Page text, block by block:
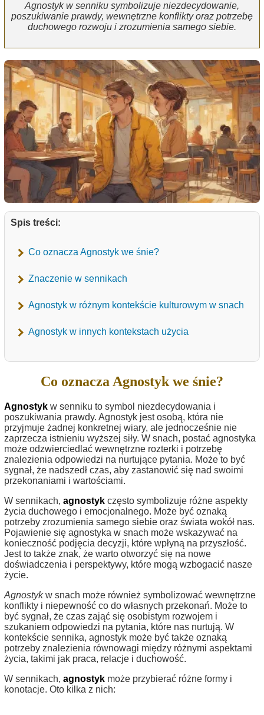
Agnostyk w senniku symbolizuje niezdecydowanie,
poszukiwanie prawdy, wewnętrzne konflikty oraz potrzebę
duchowego rozwoju i zrozumienia samego siebie.
Spis treści:
Co oznacza Agnostyk we śnie?
Znaczenie w sennikach
Agnostyk w różnym kontekście kulturowym w snach
Agnostyk w innych kontekstach użycia
Co oznacza Agnostyk we śnie?
Agnostyk w senniku to symbol niezdecydowania i
poszukiwania prawdy. Agnostyk jest osobą, która nie
przyjmuje żadnej konkretnej wiary, ale jednocześnie nie
zaprzecza istnieniu wyższej siły. W snach, postać agnostyka
może odzwierciedlać wewnętrzne rozterki i potrzebę
znalezienia odpowiedzi na nurtujące pytania. Może to być
sygnał, że nadszedł czas, aby zastanowić się nad swoimi
przekonaniami i wartościami.
W sennikach, agnostyk często symbolizuje różne aspekty
życia duchowego i emocjonalnego. Może być oznaką
potrzeby zrozumienia samego siebie oraz świata wokół nas.
Pojawienie się agnostyka w snach może wskazywać na
konieczność podjęcia decyzji, które wpłyną na przyszłość.
Jest to także znak, że warto otworzyć się na nowe
doświadczenia i perspektywy, które mogą wzbogacić nasze
życie.
Agnostykw snach może również symbolizować wewnętrzne
konflikty i niepewność co do własnych przekonań. Może to
być sygnał, że czas zająć się osobistym rozwojem i
szukaniem odpowiedzi na pytania, które nas nurtują. W
kontekście sennika, agnostyk może być także oznaką
potrzeby znalezienia równowagi między różnymi aspektami
życia, takimi jak praca, relacje i duchowość.
W sennikach, agnostyk może przybierać różne formy i
konotacje. Oto kilka z nich: